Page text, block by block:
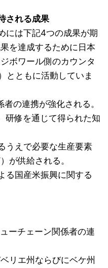
される成果
には下記4つの成果が期
を達成するために日本
ボワール側のカウンタ
とともに活動していま
の連携が強化される。
研修を通じて得られた知
うえで必要な生産要素
が供給される。
る国産米振興に関する
ーチェーン関係者の連
リエ州ならびにベケ州